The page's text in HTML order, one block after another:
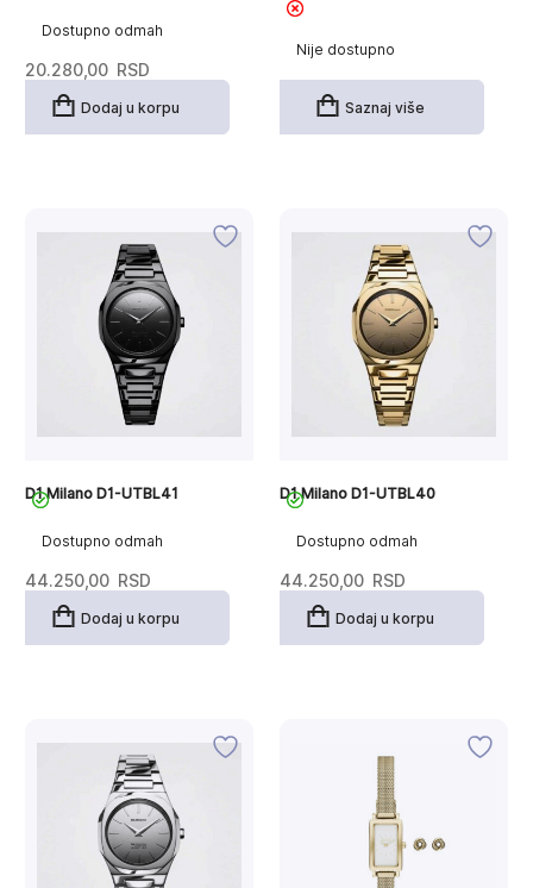
Dostupno odmah
20.280,00 RSD
Dodaj u korpu
Nije dostupno
Saznaj više
Dostupno odmah
D1 Milano D1-UTBL41
44.250,00 RSD
Dodaj u korpu
Dostupno odmah
D1 Milano D1-UTBL40
44.250,00 RSD
Dodaj u korpu